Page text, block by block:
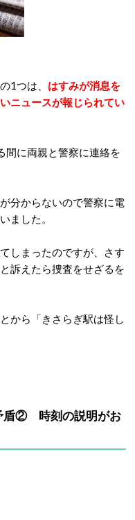
1つは、 はすみが消息を
ニュースが報じられてい
間に両親と警察に連絡を
分からないので警察に電
ました。
しまったのですが、さす
訴えたら捜査をせざるを
から「きさらぎ駅は怪し
盾② 時刻の説明がお